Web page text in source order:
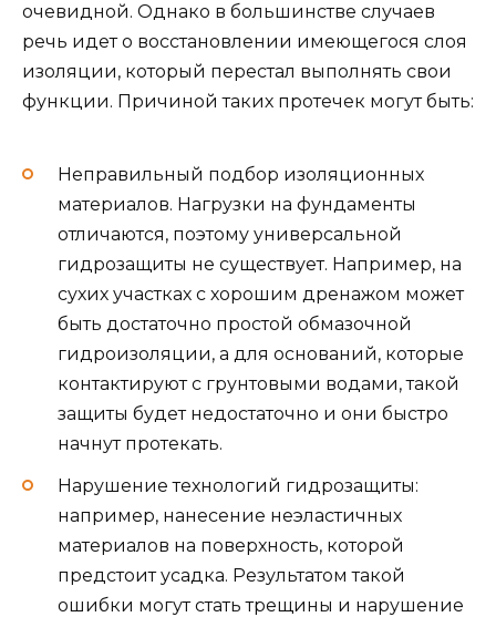
очевидной. Однако в большинстве случаев
речь идет о восстановлении имеющегося слоя
изоляции, который перестал выполнять свои
функции. Причиной таких протечек могут быть:
Неправильный подбор изоляционных
материалов. Нагрузки на фундаменты
отличаются, поэтому универсальной
гидрозащиты не существует. Например, на
сухих участках с хорошим дренажом может
быть достаточно простой обмазочной
гидроизоляции, а для оснований, которые
контактируют с грунтовыми водами, такой
защиты будет недостаточно и они быстро
начнут протекать.
Нарушение технологий гидрозащиты:
например, нанесение неэластичных
материалов на поверхность, которой
предстоит усадка. Результатом такой
ошибки могут стать трещины и нарушение